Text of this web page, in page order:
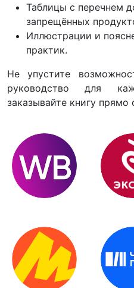
Таблицы с перечнем
запрещённых
Иллюстрации и
практик.
Не упустите
руководство для
заказывайте книгу